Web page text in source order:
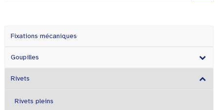
Fixations mécaniques
Goupilles
Rivets
Rivets pleins